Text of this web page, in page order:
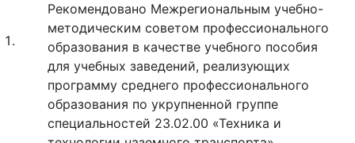
Рекомендовано Межрегиональным учебно-
методическим советом профессионального
образования в качестве учебного пособия
для учебных заведений, реализующих
программу среднего профессионального
образования по укрупненной группе
специальностей 23.02.00 «Техника и